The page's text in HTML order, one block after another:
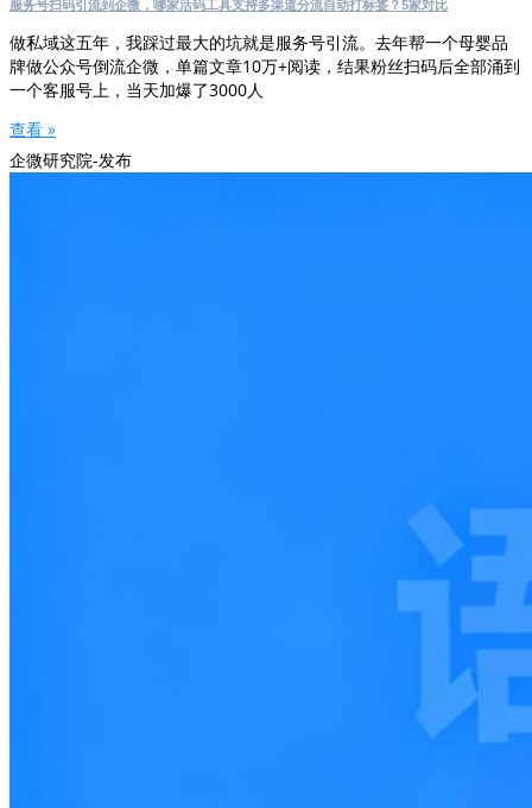
服务号扫码引流到企微，哪家活码工具支持多渠道分流自动打标签？5家对比
做私域这五年，我踩过最大的坑就是服务号引流。去年帮一个母婴品
牌做公众号倒流企微，单篇文章10万+阅读，结果粉丝扫码后全部涌到
一个客服号上，当天加爆了3000人
查看 »
企微研究院-发布